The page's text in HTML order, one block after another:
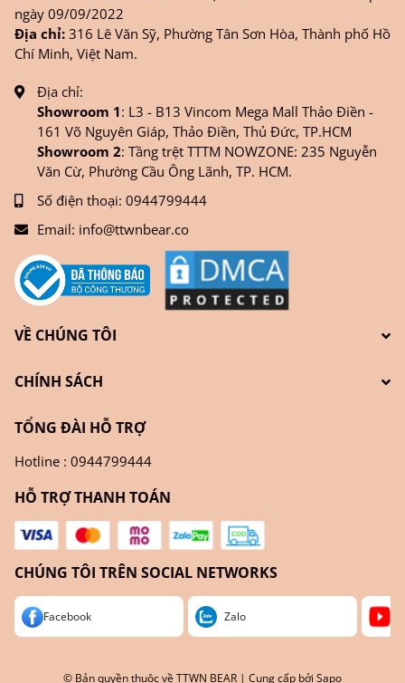
ngày 09/09/2022
Địa chỉ: 316 Lê Văn Sỹ, Phường Tân Sơn Hòa, Thành phố Hồ
Chí Minh, Việt Nam.
Địa chỉ:
Showroom 1: L3 - B13 Vincom Mega Mall Thảo Điền -
161 Võ Nguyên Giáp, Thảo Điền, Thủ Đức, TP.HCM
Showroom 2: Tầng trệt TTTM NOWZONE: 235 Nguyễn
Văn Cừ, Phường Cầu Ông Lãnh, TP. HCM.
Số điện thoại: 0944799444
Email: info@ttwnbear.co
VỀ CHÚNG TÔI
CHÍNH SÁCH
TỔNG ĐÀI HỖ TRỢ
Hotline : 0944799444
HỖ TRỢ THANH TOÁN
CHÚNG TÔI TRÊN SOCIAL NETWORKS
Facebook Zalo
© Bản quyền thuộc về TTWN BEAR | Cung cấp bởi Sapo